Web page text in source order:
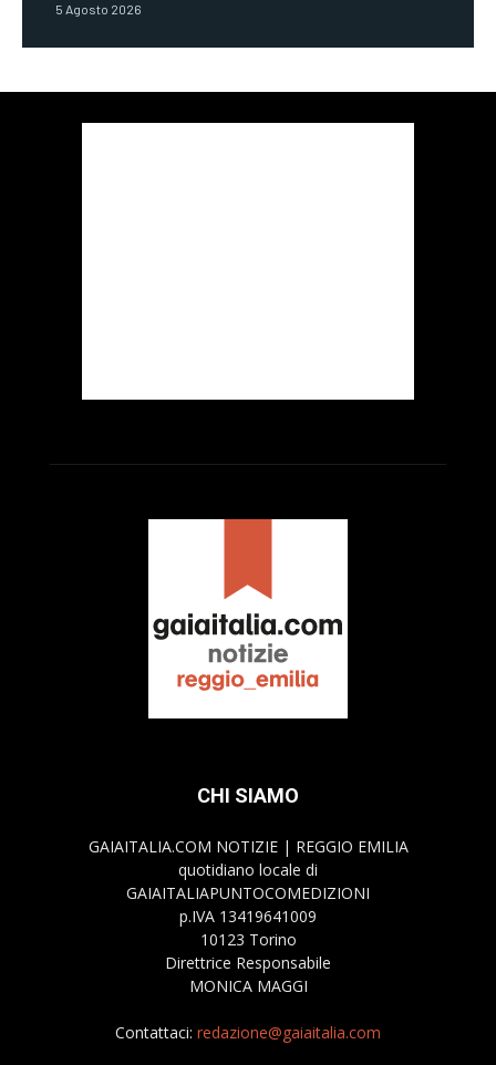
5 Agosto 2026
CHI SIAMO
GAIAITALIA.COM NOTIZIE | REGGIO EMILIA
quotidiano locale di
GAIAITALIAPUNTOCOMEDIZIONI
p.IVA 13419641009
10123 Torino
Direttrice Responsabile
MONICA MAGGI
Contattaci: redazione@gaiaitalia.com